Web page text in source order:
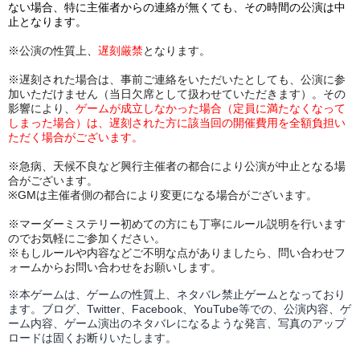
ない場合 、特に主催者からの連絡が無くても、その時間の公演は中
止となります。
※公演の性質上、 遅刻厳禁となります。
※遅刻された場合は、事前ご連絡をいただいたとしても、公演に参
加いただけません（当日欠席として扱わせていただきます）。その
影響により、 ゲームが成立しなかった場合（定員に満たなくなって
しまった場合）は、遅刻された方に該当回の開催費用を全額負担い
ただく場合がございます。
※急病、天候不良など興行主催者の都合により公演が中止となる場
合がございます。
※GMは主催者側の都合により変更になる場合がございます。
※マーダーミステリー初めての方にも丁寧にルール説明を行います
のでお気軽にご参加ください。
※もしルールや内容などご不明な点がありましたら、問い合わせフ
ォームからお問い合わせをお願いします。
※本ゲームは、ゲームの性質上、ネタバレ禁止ゲームとなっており
ます。ブログ、Twitter、Facebook、YouTube等での、 公演内容、 ゲ
ーム内容、ゲーム演出のネタバレになるような発言、写真のアップ
ロードは固くお断りいたします。